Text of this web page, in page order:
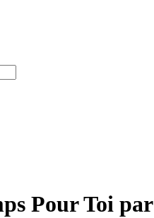
Pour Toi par